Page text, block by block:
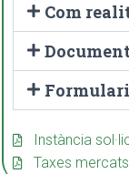
Com
Instància
Taxes